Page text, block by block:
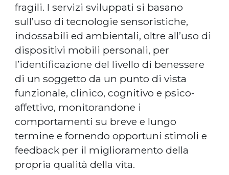
fragili. I servizi sviluppati si basano
sull’uso di tecnologie sensoristiche,
indossabili ed ambientali, oltre all’uso di
dispositivi mobili personali, per
l’identificazione del livello di benessere
di un soggetto da un punto di vista
funzionale, clinico, cognitivo e psico-
affettivo, monitorandone i
comportamenti su breve e lungo
termine e fornendo opportuni stimoli e
feedback per il miglioramento della
propria qualità della vita.